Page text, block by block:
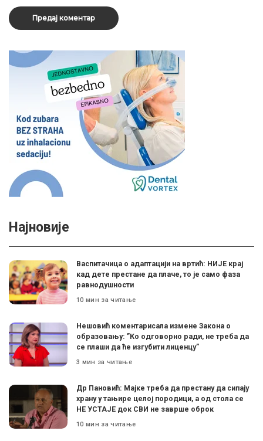
Најновије
Васпитачица о адаптацији на вртић: НИЈЕ крај
кад дете престане да плаче, то је само фаза
равнодушности
10 мин за читање
Нешовић коментарисала измене Закона о
образовању: ”Ко одговорно ради, не треба да
се плаши да ће изгубити лиценцу”
3 мин за читање
Др Пановић: Мајке треба да престану да сипају
храну у тањире целој породици, а од стола се
НЕ УСТАЈЕ док СВИ не заврше оброк
10 мин за читање